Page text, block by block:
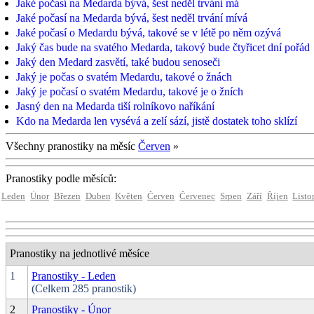
Jaké počasí na Medarda bývá, šest neděl trvání má
Jaké počasí na Medarda bývá, šest neděl trvání mívá
Jaké počasí o Medardu bývá, takové se v létě po něm ozývá
Jaký čas bude na svatého Medarda, takový bude čtyřicet dní pořád
Jaký den Medard zasvětí, také budou senoseči
Jaký je počas o svatém Medardu, takové o žnách
Jaký je počasí o svatém Medardu, takové je o žních
Jasný den na Medarda tiší rolníkovo naříkání
Kdo na Medarda len vysévá a zelí sází, jistě dostatek toho sklízí
Všechny pranostiky na měsíc Červen »
Pranostiky podle měsíců:
Leden Únor Březen Duben Květen Červen Červenec Srpen Září Říjen
Pranostiky na jednotlivé měsíce
1
Pranostiky - Leden
(Celkem 285 pranostik)
2
Pranostiky - Únor